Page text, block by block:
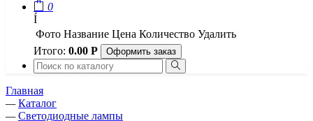
0
Í
Фото Название Цена Количество Удалить
Итого: 0.00 Р Оформить заказ
Главная
—Каталог
—Светодиодные лампы